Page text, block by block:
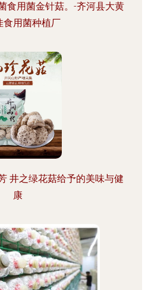
食用菌金针菇。-齐河县大黄
食用菌种植厂
井之绿花菇给予的美味与健
康